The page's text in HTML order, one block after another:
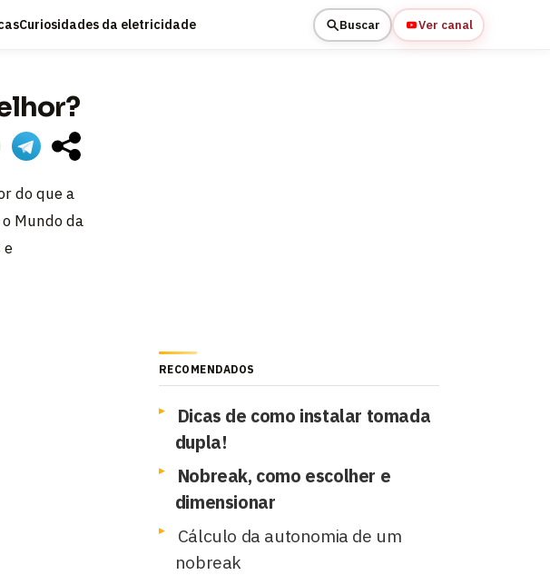
Curiosidades da eletricidade Buscar Ver canal
do que a
Mundo da
e
RECOMENDADOS
Dicas de como instalar tomada
dupla!
Nobreak, como escolher e
dimensionar
Cálculo da autonomia de um
nobreak